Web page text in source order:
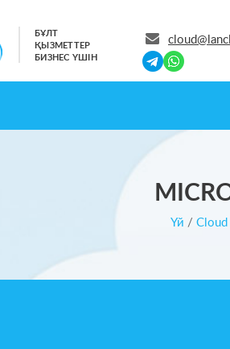
БҰЛТ
ҚЫЗМЕТТЕР
БИЗНЕС ҮШІН
Үй / Cloud